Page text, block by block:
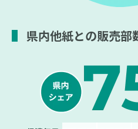
県内他紙との販売部